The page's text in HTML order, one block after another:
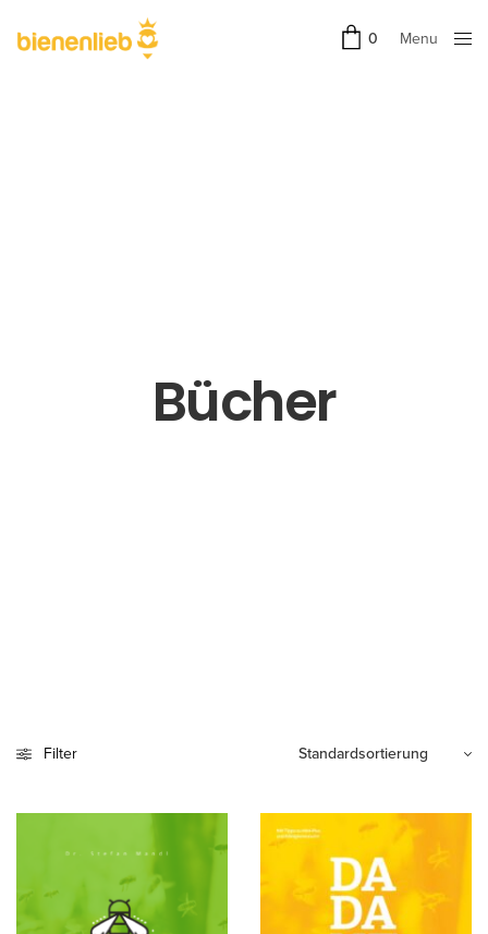
0
Menu
Bücher
Filter